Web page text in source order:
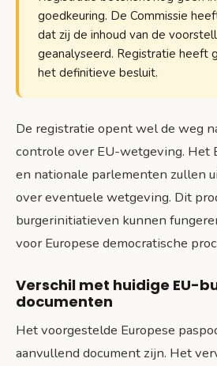
goedkeuring. De Commissie
dat zij de inhoud van de
geanalyseerd. Registratie heeft
het definitieve besluit.
De registratie opent wel de weg
controle over EU-wetgeving. Het
en nationale parlementen zullen
over eventuele wetgeving. Dit
burgerinitiatieven kunnen
voor Europese democratische
Verschil met huidige EU-
documenten
Het voorgestelde Europese
aanvullend document zijn. Het